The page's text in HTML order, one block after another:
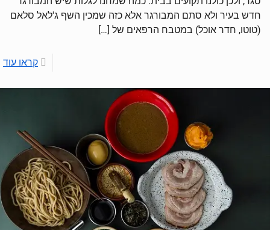
חדש בעיר ולא סתם המבורגר אלא כזה שמכין השף ג'לאל סלאם
(טוטו, חדר אוכל) במטבח הרפאים של […]
קראו עוד